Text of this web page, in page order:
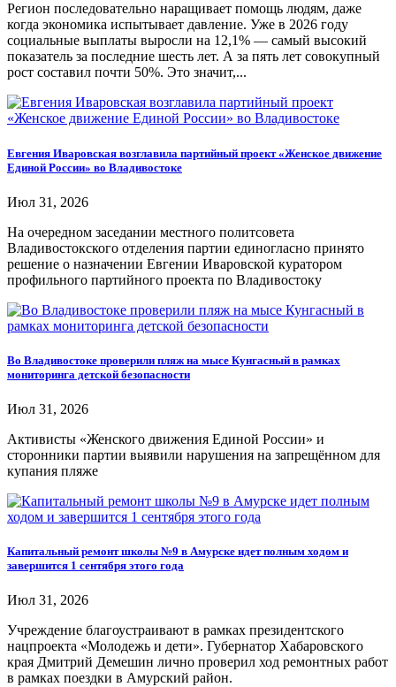
Регион последовательно наращивает помощь людям, даже
когда экономика испытывает давление. Уже в 2026 году
социальные выплаты выросли на 12,1% — самый высокий
показатель за последние шесть лет. А за пять лет совокупный
рост составил почти 50%. Это значит,...
Евгения Иваровская возглавила партийный проект «Женское движение
Единой России» во Владивостоке
Июл 31, 2026
На очередном заседании местного политсовета
Владивостокского отделения партии единогласно принято
решение о назначении Евгении Иваровской куратором
профильного партийного проекта по Владивостоку
Во Владивостоке проверили пляж на мысе Кунгасный в рамках
мониторинга детской безопасности
Июл 31, 2026
Активисты «Женского движения Единой России» и
сторонники партии выявили нарушения на запрещённом для
купания пляже
Капитальный ремонт школы №9 в Амурске идет полным ходом и
завершится 1 сентября этого года
Июл 31, 2026
Учреждение благоустраивают в рамках президентского
нацпроекта «Молодежь и дети». Губернатор Хабаровского
края Дмитрий Демешин лично проверил ход ремонтных работ
в рамках поездки в Амурский район.